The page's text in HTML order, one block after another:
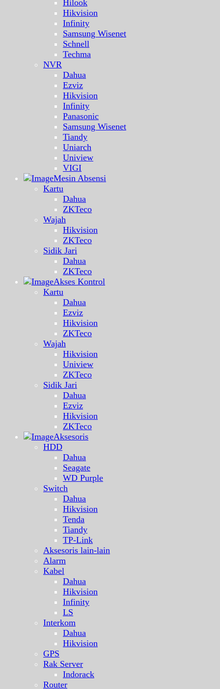
Hilook
Hikvision
Infinity
Samsung Wisenet
Schnell
Techma
NVR
Dahua
Ezviz
Hikvision
Infinity
Panasonic
Samsung Wisenet
Tiandy
Uniarch
Uniview
VIGI
Mesin Absensi
Kartu
Dahua
ZKTeco
Wajah
Hikvision
ZKTeco
Sidik Jari
Dahua
ZKTeco
Akses Kontrol
Kartu
Dahua
Ezviz
Hikvision
ZKTeco
Wajah
Hikvision
Uniview
ZKTeco
Sidik Jari
Dahua
Ezviz
Hikvision
ZKTeco
Aksesoris
HDD
Dahua
Seagate
WD Purple
Switch
Dahua
Hikvision
Tenda
Tiandy
TP-Link
Aksesoris lain-lain
Alarm
Kabel
Dahua
Hikvision
Infinity
LS
Interkom
Dahua
Hikvision
GPS
Rak Server
Indorack
Router